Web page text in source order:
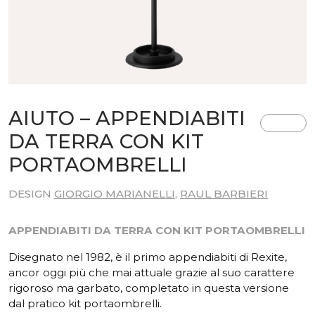
AIUTO – APPENDIABITI
DA TERRA CON KIT
PORTAOMBRELLI
DESIGN GIORGIO MARIANELLI, RAUL BARBIERI
APPENDIABITI DA TERRA CON KIT PORTAOMBRELLI
Disegnato nel 1982, è il primo appendiabiti di Rexite,
ancor oggi più che mai attuale grazie al suo carattere
rigoroso ma garbato, completato in questa versione
dal pratico kit portaombrelli.